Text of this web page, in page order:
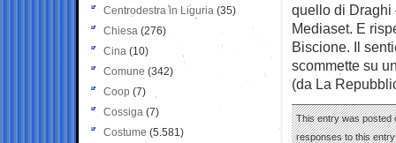
quello di Draghi
Mediaset. E
Biscione. Il
scommette su
(da La
This entry was posted
responses to this
Centrodestra in Liguria (35)
Chiesa (276)
Cina (10)
Comune (342)
Coop (7)
Cossiga (7)
Costume (5.581)